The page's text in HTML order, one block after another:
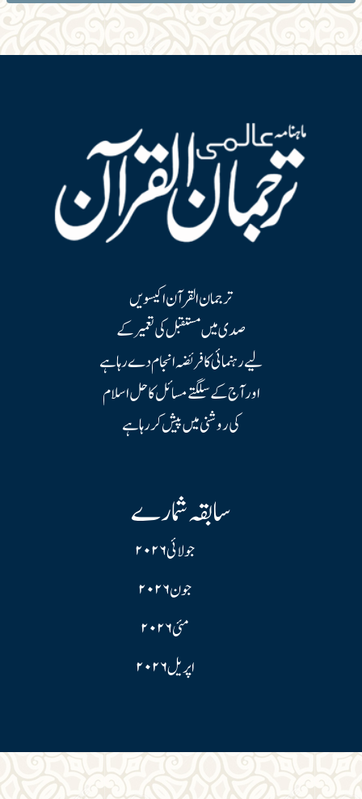
ترجمان القرآن اکیسویں
صدی میں مستقبل کی تعمیر کے
لیے رہنمائی کا فریضہ انجام دے رہا ہے
اور آج کے سلگتے مسائل کا حل اسلام
کی روشنی میں پیش کر رہا ہے
سابقہ شمارے
جولائی ۲۰۲۶
جون ۲۰۲۶
مئی ۲۰۲۶
اپریل ۲۰۲۶